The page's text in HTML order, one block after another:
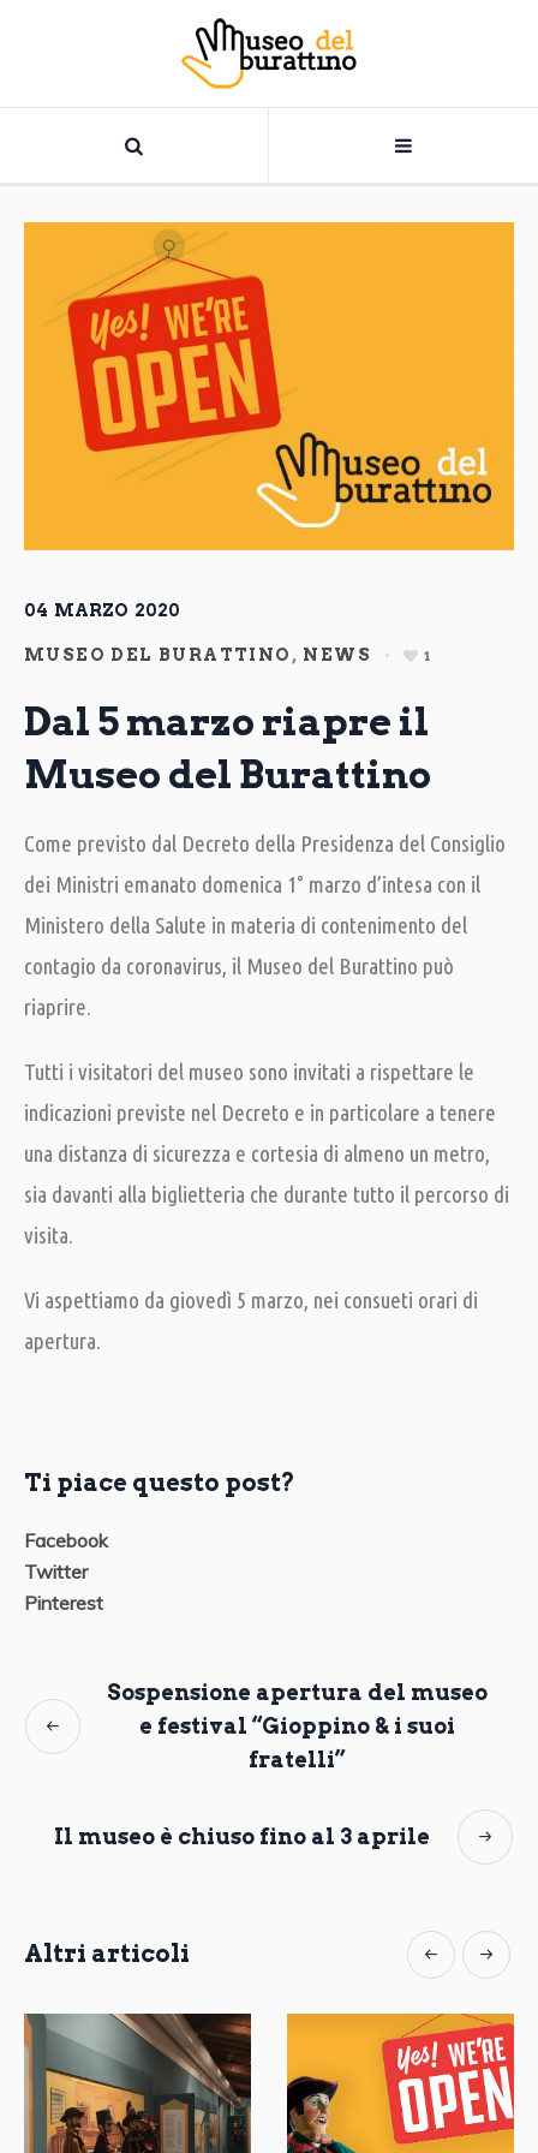
04 MARZO 2020
MUSEO DEL BURATTINO , NEWS 1
Dal 5 marzo riapre il
Museo del Burattino
Come previsto dal Decreto della Presidenza del Consiglio
dei Ministri emanato domenica 1° marzo d’intesa con il
Ministero della Salute in materia di contenimento del
contagio da coronavirus, il Museo del Burattino può
riaprire.
Tutti i visitatori del museo sono invitati a rispettare le
indicazioni previste nel Decreto e in particolare a tenere
una distanza di sicurezza e cortesia di almeno un metro,
sia davanti alla biglietteria che durante tutto il percorso di
visita.
Vi aspettiamo da giovedì 5 marzo, nei consueti orari di
apertura.
Ti piace questo post?
Facebook
Twitter
Pinterest
Sospensione apertura del museo
e festival “Gioppino & i suoi
fratelli”
Il museo è chiuso fino al 3 aprile
Altri articoli